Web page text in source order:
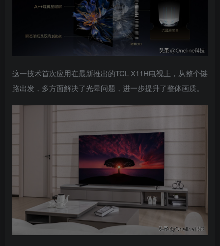
这一技术首次应用在最新推出的TCL X11H电视上，从整个链
路出发，多方面解决了光晕问题，进一步提升了整体画质。